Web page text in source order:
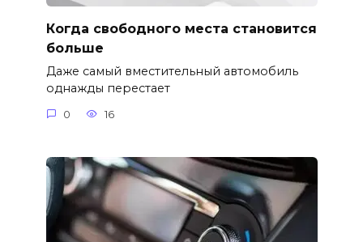
Когда свободного места становится
больше
Даже самый вместительный автомобиль
однажды перестает
0 16